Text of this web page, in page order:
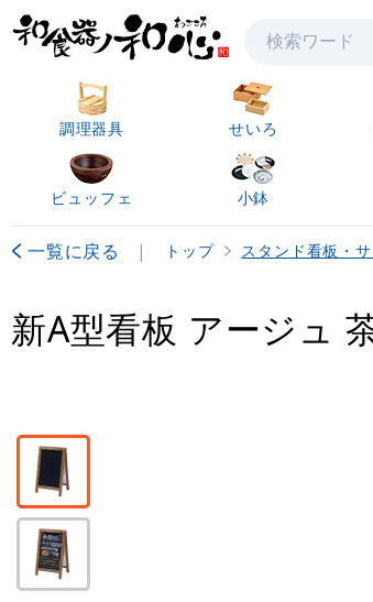
検索
調理器具 せいろ
ビュッフェ 小鉢
一覧に戻る | トップ スタンド看板・
新A型看板 アージュ